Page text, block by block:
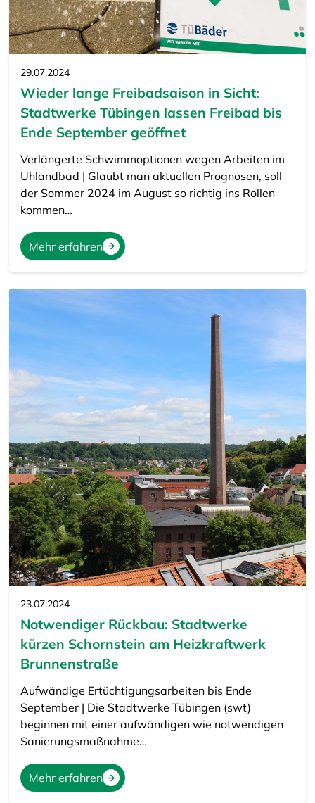
29.07.2024
Wieder lange Freibadsaison in Sicht:
Stadtwerke Tübingen lassen Freibad bis
Ende September geöffnet
Verlängerte Schwimmoptionen wegen Arbeiten im
Uhlandbad | Glaubt man aktuellen Prognosen, soll
der Sommer 2024 im August so richtig ins Rollen
kommen…
Mehr erfahren
23.07.2024
Notwendiger Rückbau: Stadtwerke
kürzen Schornstein am Heizkraftwerk
Brunnenstraße
Aufwändige Ertüchtigungsarbeiten bis Ende
September | Die Stadtwerke Tübingen (swt)
beginnen mit einer aufwändigen wie notwendigen
Sanierungsmaßnahme…
Mehr erfahren